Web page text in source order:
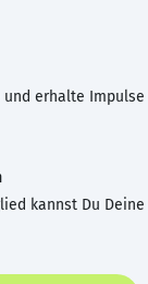
und erhalte
kannst Du Deine